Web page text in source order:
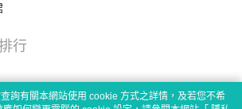
行
詢有關本網站使用 cookie 方式之詳情，及若您不希